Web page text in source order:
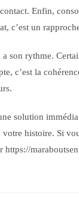
Enfin,
c’est un
son rythme.
c’est la
solution
votre histoire. Si
https://